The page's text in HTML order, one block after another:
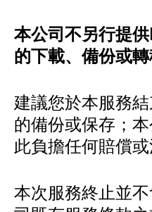
本公司不另行提
的下載、備份或
建議您於本服務
的備份或保存；
此負擔任何賠償或
本次服務終止並